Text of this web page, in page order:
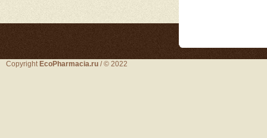
Copyright EcoPharmacia.ru / © 2022